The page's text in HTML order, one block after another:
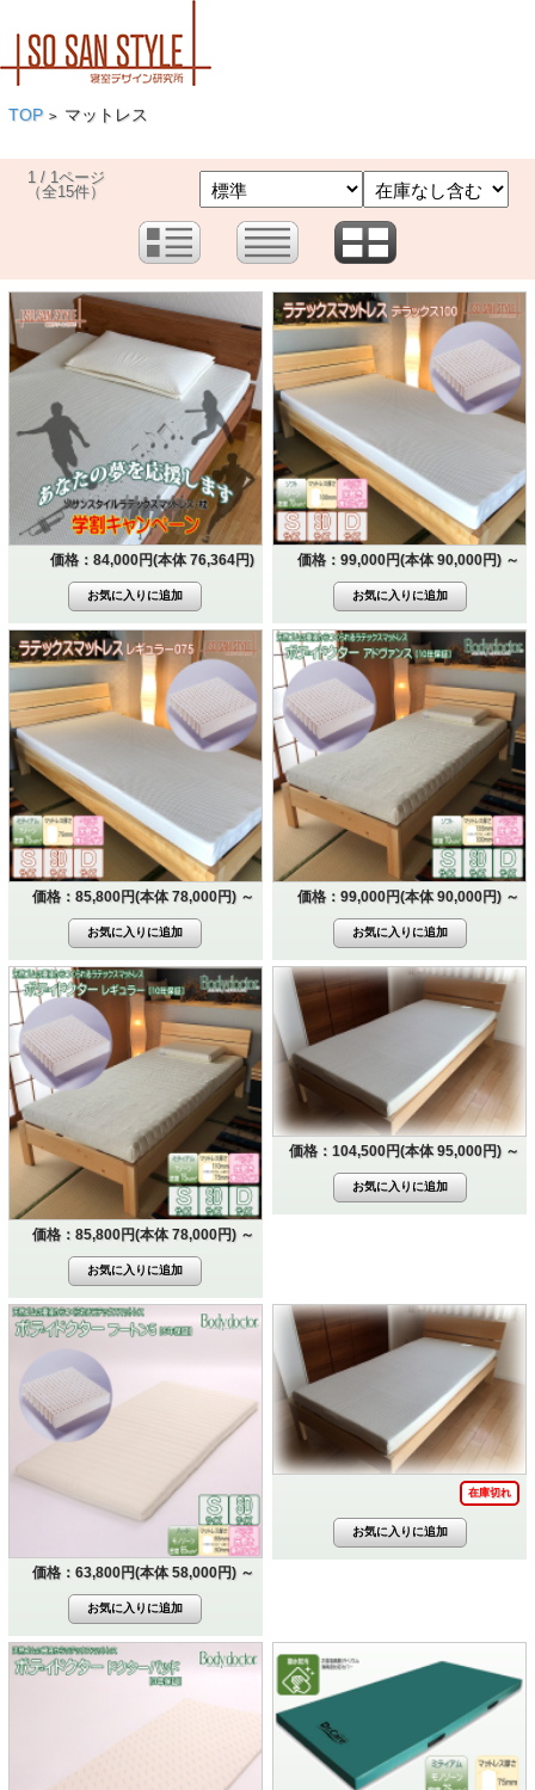
TOP > マットレス
1 / 1ページ
（全15件）
価格：84,000円(本体 76,364円) 価格：99,000円(本体 90,000円) ～
価格：85,800円(本体 78,000円) ～ 価格：99,000円(本体 90,000円) ～
価格：85,800円(本体 78,000円) ～
価格：104,500円(本体 95,000円) ～
価格：63,800円(本体 58,000円) ～
在庫切れ